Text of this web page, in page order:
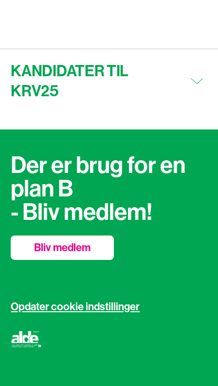
KANDIDATER TIL
KRV25
Opdater cookie indstillinger
Der er brug for en
plan B
- Bliv medlem!
Bliv medlem